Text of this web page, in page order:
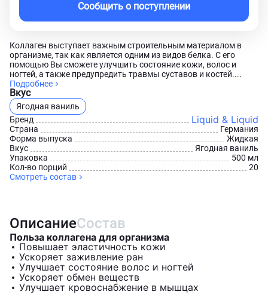
Коллаген выступает важным строительным материалом в
организме, так как является одним из видов белка. С его
помощью Вы сможете улучшить состояние кожи, волос и
ногтей, а также предупредить травмы суставов и костей....
Подробнее
Вкус
Ягодная ваниль
Бренд
Liquid & Liquid
Страна
Германия
Форма выпуска
Жидкая
Вкус
Ягодная ваниль
Упаковка
500 мл
Кол-во порций
20
Смотреть состав
Сообщить о поступлении
ОписаниеСостав
Польза коллагена для организма
Повышает эластичность кожи
Ускоряет заживление ран
Улучшает состояние волос и ногтей
Ускоряет обмен веществ
Улучшает кровоснабжение в мышцах